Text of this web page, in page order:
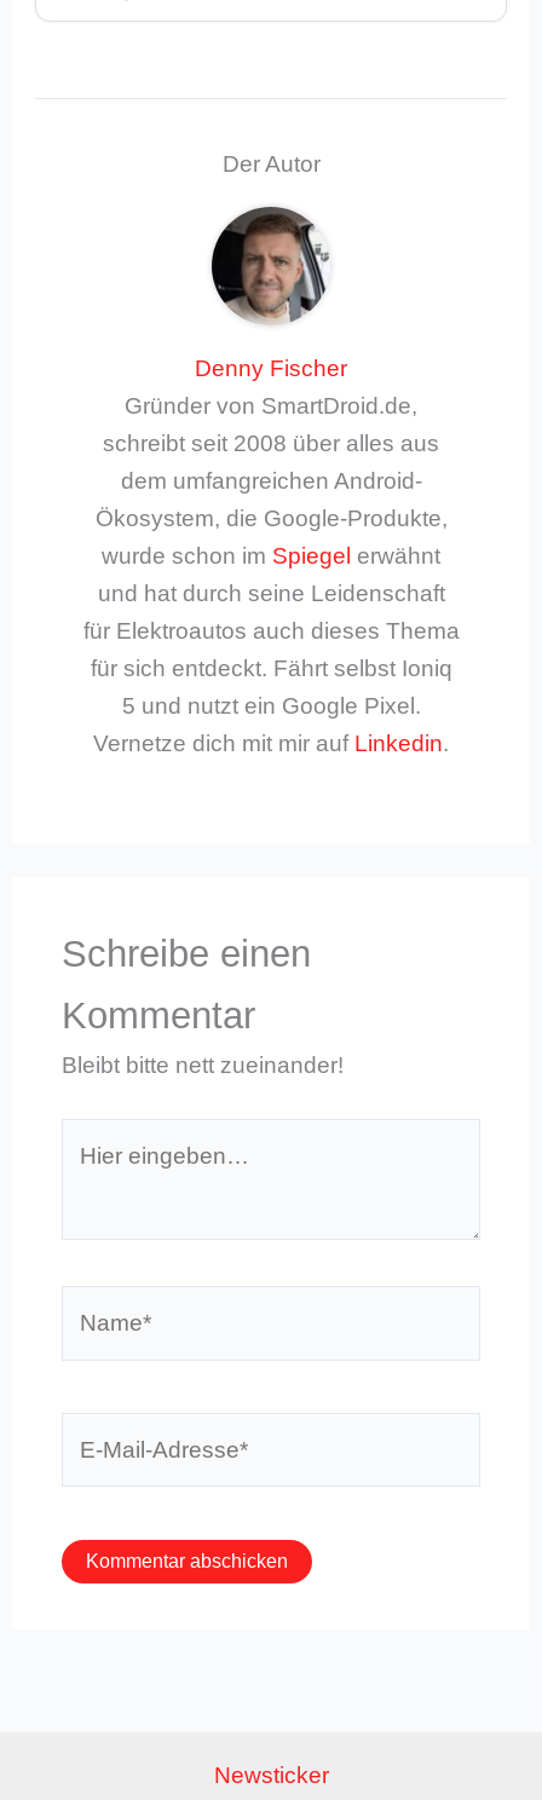
Der Autor
Denny Fischer
Gründer von SmartDroid.de,
schreibt seit 2008 über alles aus
dem umfangreichen Android-
Ökosystem, die Google-Produkte,
wurde schon im Spiegel erwähnt
und hat durch seine Leidenschaft
für Elektroautos auch dieses Thema
für sich entdeckt. Fährt selbst Ioniq
5 und nutzt ein Google Pixel.
Vernetze dich mit mir auf Linkedin.
Schreibe einen
Kommentar
Bleibt bitte nett zueinander!
eingeben…
Newsticker